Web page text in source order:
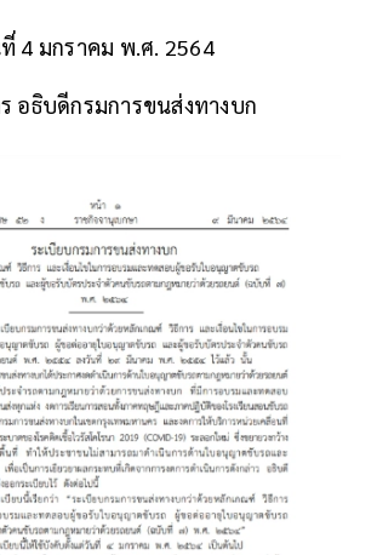
4 มกราคม พ.ศ. 2564
อธิบดีกรมการขนส่งทางบก